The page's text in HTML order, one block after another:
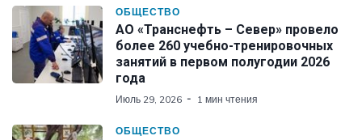
ОБЩЕСТВО
АО «Транснефть – Север» провело
более 260 учебно-тренировочных
занятий в первом полугодии 2026
года
Июль 29, 2026 1 мин чтения
ОБЩЕСТВО